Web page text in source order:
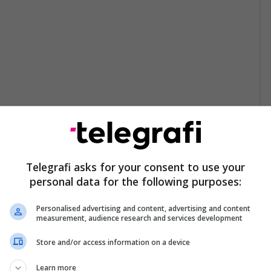
Telegrafi asks for your consent to use your
personal data for the following purposes:
Personalised advertising and content, advertising and content
measurement, audience research and services development
Store and/or access information on a device
Learn more